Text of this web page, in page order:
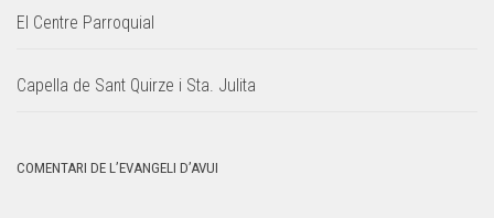
El Centre Parroquial
Capella de Sant Quirze i Sta. Julita
COMENTARI DE L’EVANGELI D’AVUI